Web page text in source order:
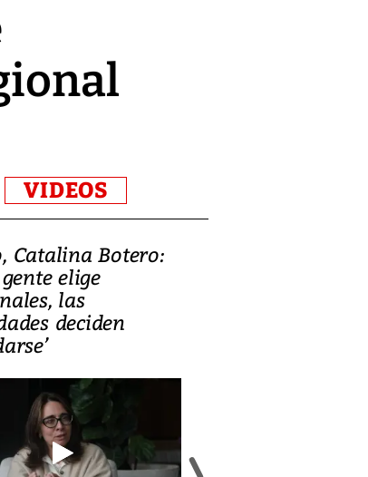
VIDEOS
Catalina Botero:
elige
las
deciden